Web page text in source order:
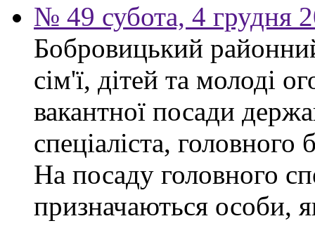
№ 49 субота, 4 грудня
Бобровицький
сім'ї, дітей та молоді
вакантної посади
спеціаліста, головного
На посаду головного
призначаються особи,